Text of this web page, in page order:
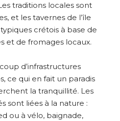
traditions locales sont
et les tavernes de l’île
crétois à base de
et de fromages locaux.
d’infrastructures
ce qui en fait un paradis
la tranquillité. Les
sont liées à la nature :
ou à vélo, baignade,